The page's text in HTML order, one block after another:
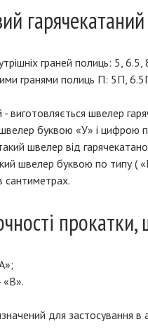
граней полиць: 5,
гранями полиць П: 5П,
виготовляється швелер
буквою «У» і цифрою
швелер від
швелер буквою по типу (
сантиметрах.
«В».
для застосування